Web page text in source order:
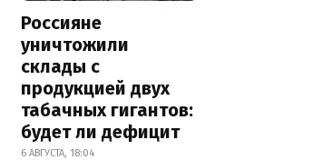
Россияне
уничтожили
склады с
продукцией двух
табачных гигантов:
будет ли дефицит
6 АВГУСТА, 18:04